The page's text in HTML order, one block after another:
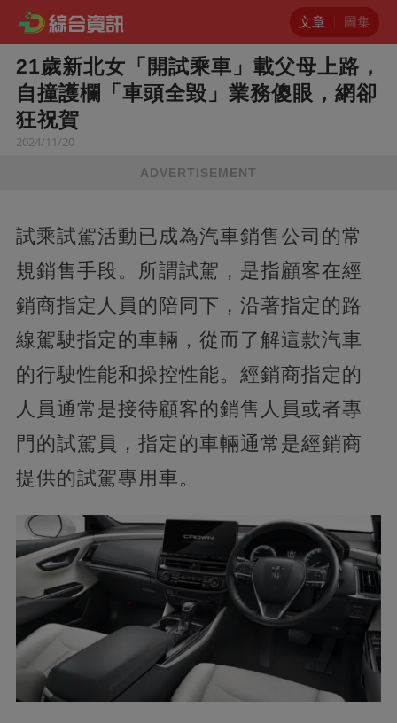
文章 圖集
21歲新北女「開試乘車」載父母上路，
自撞護欄「車頭全毀」業務傻眼，網卻
狂祝賀
2024/11/20
ADVERTISEMENT
試乘試駕活動已成為汽車銷售公司的常
規銷售手段。所謂試駕，是指顧客在經
銷商指定人員的陪同下，沿著指定的路
線駕駛指定的車輛，從而了解這款汽車
的行駛性能和操控性能。經銷商指定的
人員通常是接待顧客的銷售人員或者專
門的試駕員，指定的車輛通常是經銷商
提供的試駕專用車。